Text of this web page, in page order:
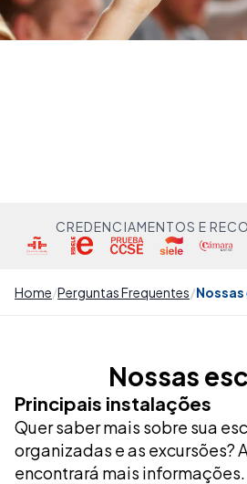
CREDENCIAMENTOS E
Home Perguntas Frequentes
Nossas
Principais instalações
Quer saber mais sobre sua
organizadas e as excursões?
encontrará mais informações.